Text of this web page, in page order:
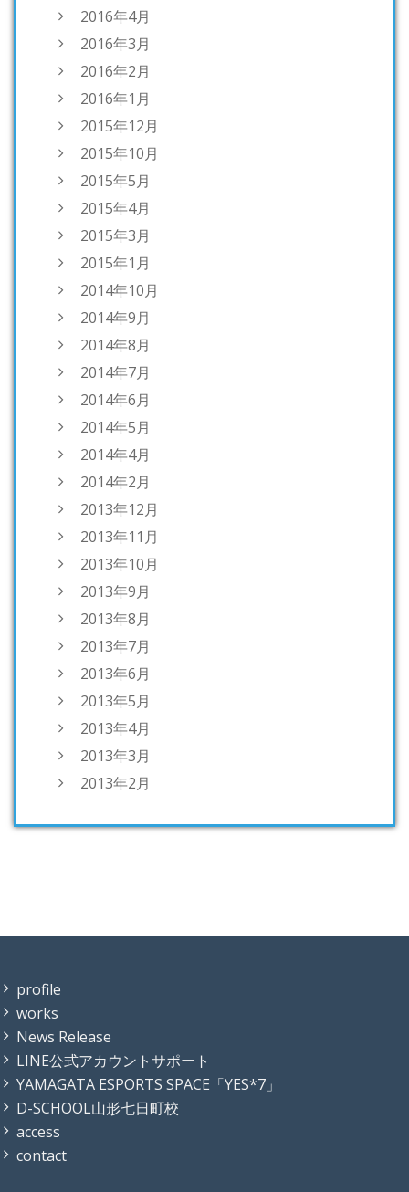
2016年4月
2016年3月
2016年2月
2016年1月
2015年12月
2015年10月
2015年5月
2015年4月
2015年3月
2015年1月
2014年10月
2014年9月
2014年8月
2014年7月
2014年6月
2014年5月
2014年4月
2014年2月
2013年12月
2013年11月
2013年10月
2013年9月
2013年8月
2013年7月
2013年6月
2013年5月
2013年4月
2013年3月
2013年2月
profile
works
News Release
LINE公式アカウントサポート
YAMAGATA ESPORTS SPACE「YES*7」
D-SCHOOL山形七日町校
access
contact